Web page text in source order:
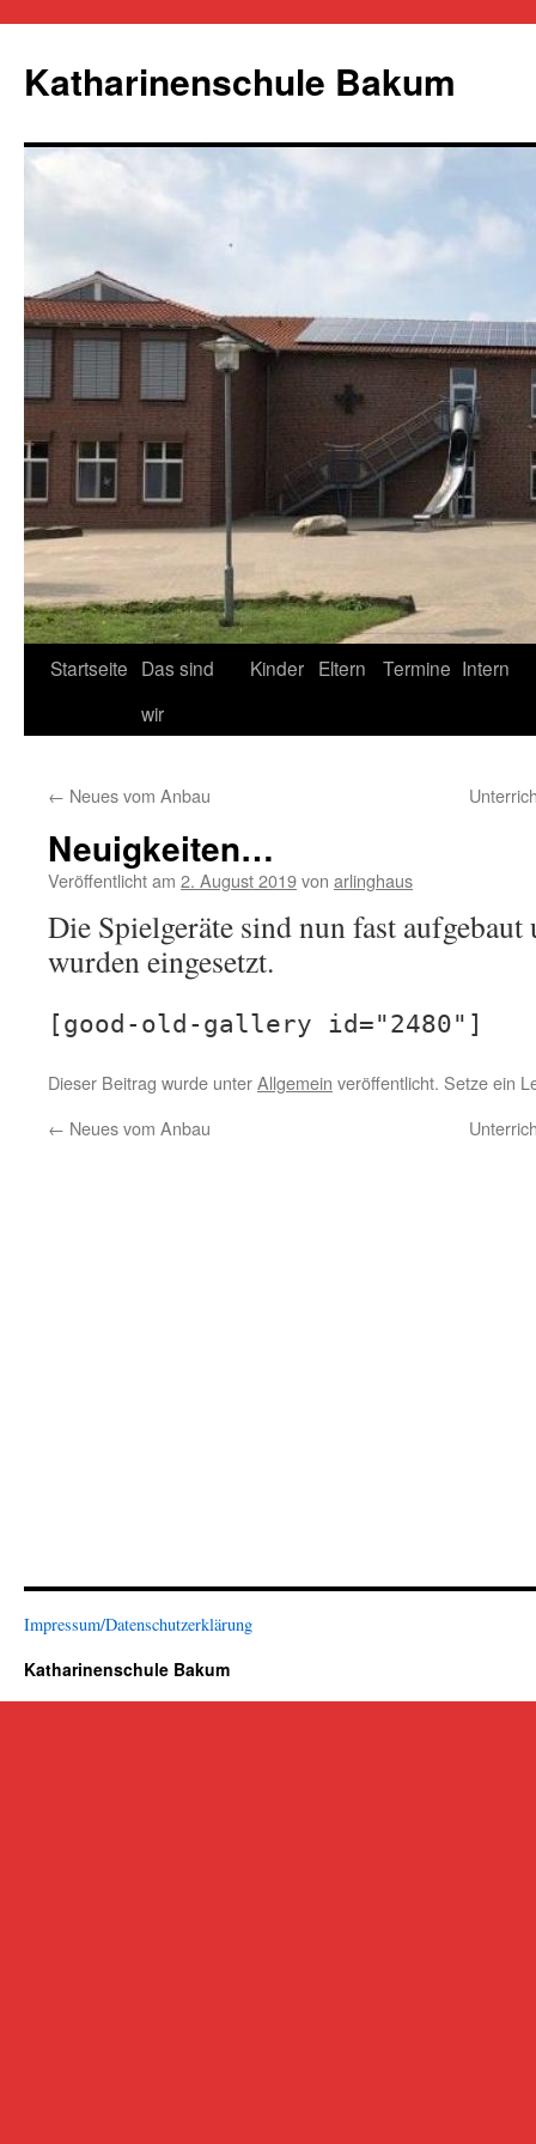
springen
Katharinenschule Bakum
Startseite Das sind
wir
Kinder Eltern Termine Intern
← Neues vom Anbau
Neuigkeiten…
Veröffentlicht am 2. August 2019von arlinghaus
Die Spielgeräte sind nun fast aufgebaut
wurden eingesetzt.
[good-old-gallery id="2480"]
Dieser Beitrag wurde unterAllgemein veröffentlicht. Setze ein
← Neues vom Anbau
Impressum/Datenschutzerklärung
Katharinenschule Bakum